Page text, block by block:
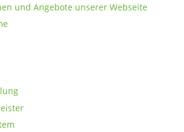
und Angebote unserer Webseite